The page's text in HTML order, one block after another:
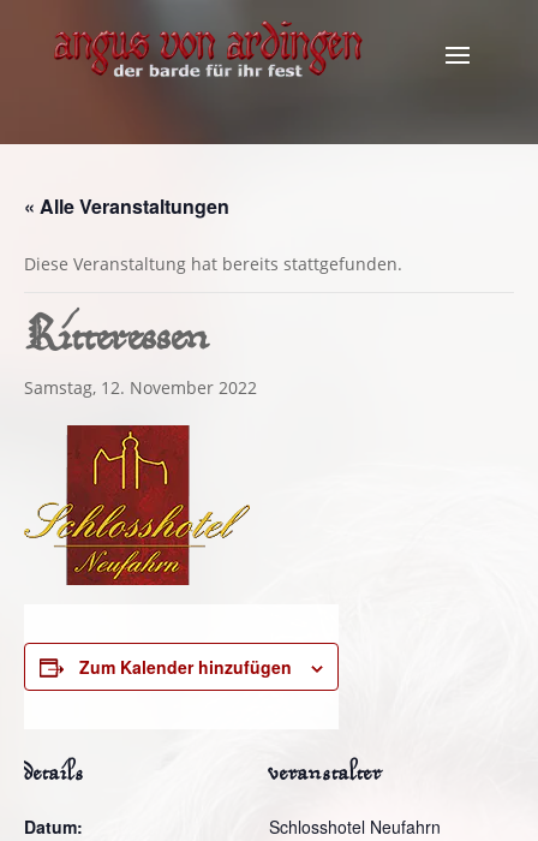
« Alle Veranstaltungen
Diese Veranstaltung hat bereits stattgefunden.
Ritteressen
Samstag, 12. November 2022
Zum Kalender hinzufügen
details
Datum:
veranstalter
Schlosshotel Neufahrn